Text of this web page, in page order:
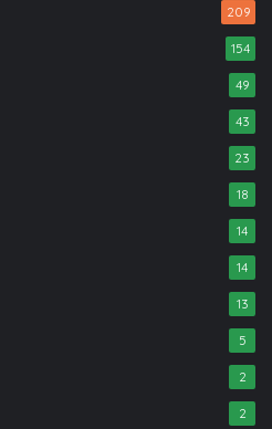
209
154
49
43
23
18
14
14
13
5
2
2